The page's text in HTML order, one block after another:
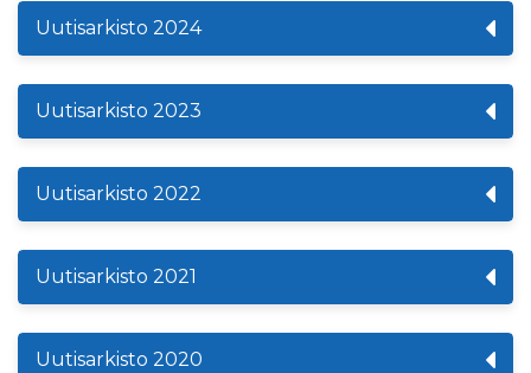
Uutisarkisto 2024
Uutisarkisto 2023
Uutisarkisto 2022
Uutisarkisto 2021
Uutisarkisto 2020